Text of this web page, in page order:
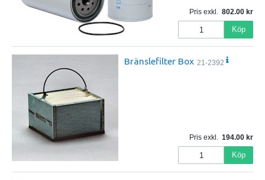
Pris exkl. 802.00
Köp
Bränslefilter Box 21-2392
Pris exkl. 194.00
Köp